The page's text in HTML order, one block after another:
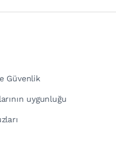
Güvenlik
uygunluğu